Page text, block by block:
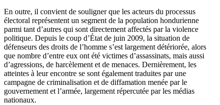
En outre, il convient de souligner que les acteurs du processus
électoral représentent un segment de la population hondurienne
parmi tant d’autres qui sont directement affectés par la violence
politique. Depuis le coup d’État de juin 2009, la situation de
défenseurs des droits de l’homme s’est largement détériorée, alors
que nombre d’entre eux ont été victimes d’assassinats, mais aussi
d’agressions, de harcèlement et de menaces. Dernièrement, les
atteintes à leur encontre se sont également traduites par une
campagne de criminalisation et de diffamation menée par le
gouvernement et l’armée, largement répercutée par les médias
nationaux.